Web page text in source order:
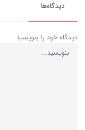
دیدگاه‌ها
دیدگاه خود را بنویسید